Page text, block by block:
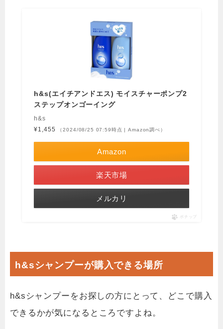
h&s(エイチアンドエス) モイスチャーポンプ2
ステップオンゴーイング
h&s
¥1,455
（2024/08/25 07:59時点 | Amazon調べ）
Amazon
楽天市場
メルカリ
ポチップ
h&sシャンプーが購入できる場所
h&sシャンプーをお探しの方にとって、どこで購入
できるかが気になるところですよね。